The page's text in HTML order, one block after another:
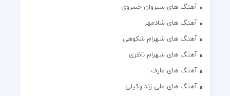
آهنگ های سیروان خسروی
آهنگ های شادمهر
آهنگ های شهرام شکوهی
آهنگ های شهرام ناظری
آهنگ های عارف
آهنگ های علی زند وکیلی